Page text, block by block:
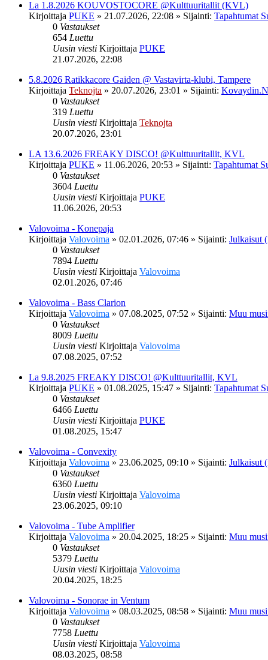
La 1.8.2026 KOUVOSTOCORE @Kulttuuritallit (KVL)
Kirjoittaja PUKE » 21.07.2026, 22:08 » Sijainti: Tapahtumat
0 Vastaukset
654 Luettu
Uusin viesti Kirjoittaja PUKE
21.07.2026, 22:08
5.8.2026 Ratikkacore Gaiden @ Vastavirta-klubi, Tampere
Kirjoittaja Teknojta » 20.07.2026, 23:01 » Sijainti:
0 Vastaukset
319 Luettu
Uusin viesti Kirjoittaja Teknojta
20.07.2026, 23:01
LA 13.6.2026 FREAKY DISCO! @Kulttuuritallit, KVL
Kirjoittaja PUKE » 11.06.2026, 20:53 » Sijainti: Tapahtumat
0 Vastaukset
3604 Luettu
Uusin viesti Kirjoittaja PUKE
11.06.2026, 20:53
Valovoima - Konepaja
Kirjoittaja Valovoima » 02.01.2026, 07:46 » Sijainti: Julkaisut
0 Vastaukset
7894 Luettu
Uusin viesti Kirjoittaja Valovoima
02.01.2026, 07:46
Valovoima - Bass Clarion
Kirjoittaja Valovoima » 07.08.2025, 07:52 » Sijainti: Muu
0 Vastaukset
8009 Luettu
Uusin viesti Kirjoittaja Valovoima
07.08.2025, 07:52
La 9.8.2025 FREAKY DISCO! @Kulttuuritallit, KVL
Kirjoittaja PUKE » 01.08.2025, 15:47 » Sijainti: Tapahtumat
0 Vastaukset
6466 Luettu
Uusin viesti Kirjoittaja PUKE
01.08.2025, 15:47
Valovoima - Convexity
Kirjoittaja Valovoima » 23.06.2025, 09:10 » Sijainti: Julkaisut
0 Vastaukset
6360 Luettu
Uusin viesti Kirjoittaja Valovoima
23.06.2025, 09:10
Valovoima - Tube Amplifier
Kirjoittaja Valovoima » 20.04.2025, 18:25 » Sijainti: Muu
0 Vastaukset
5379 Luettu
Uusin viesti Kirjoittaja Valovoima
20.04.2025, 18:25
Valovoima - Sonorae in Ventum
Kirjoittaja Valovoima » 08.03.2025, 08:58 » Sijainti: Muu
0 Vastaukset
7758 Luettu
Uusin viesti Kirjoittaja Valovoima
08.03.2025, 08:58